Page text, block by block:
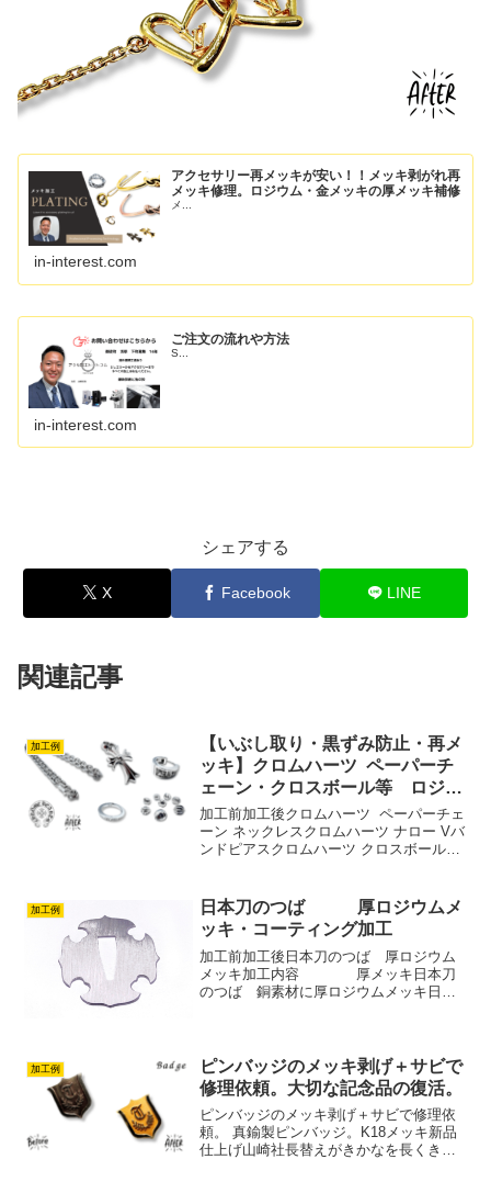
アクセサリー再メッキが安い！！メッキ剥がれ再
メッキ修理。ロジウム・金メッキの厚メッキ補修
メ...
in-interest.com
ご注文の流れや方法
S...
in-interest.com
シェアする
X Facebook LINE
関連記事
加工例
【いぶし取り・黒ずみ防止・再メ
ッキ】クロムハーツ ペーパーチ
ェーン・クロスボール等 ロジウ
ムメッキカスタム
加工前加工後クロムハーツ ペーパーチェ
ーン ネックレスクロムハーツ ナロー Vバ
ンドピアスクロムハーツ クロスボールペ
いぶし取り＋厚ロジウムメッキシルバー
特...
加工例
日本刀のつば 厚ロジウムメ
ッキ・コーティング加工
加工前加工後日本刀のつば 厚ロジウム
メッキ加工内容 厚メッキ日本刀
のつば 銅素材に厚ロジウムメッキ日本
加工例
ピンバッジのメッキ剥げ＋サビで
修理依頼。大切な記念品の復活。
ピンバッジのメッキ剥げ＋サビで修理依
頼。 真鍮製ピンバッジ。K18メッキ新品
仕上げ山崎社長替えがきかなを長くきれ